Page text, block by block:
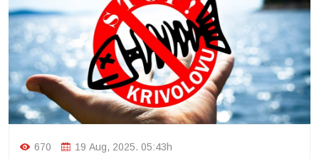
670 19 Aug, 2025. 05:43h